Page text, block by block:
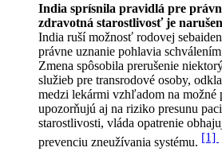
India sprísnila pravidlá pre
zdravotná starostlivosť je
India ruší možnosť rodovej
právne uznanie pohlavia
Zmena spôsobila prerušenie
služieb pre transrodové osoby,
medzi lekármi vzhľadom na možné
upozorňujú aj na riziko presunu
starostlivosti, vláda opatrenie
prevenciu zneužívania systému. [1]